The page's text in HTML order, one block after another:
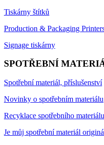
Tiskárny štítků
Production & Packaging
Signage tiskárny
SPOTŘEBNÍ
Spotřební materiál, příslušenství
Novinky o spotřebním materiálu
Recyklace spotřebního materiálu
Je můj spotřební materiál